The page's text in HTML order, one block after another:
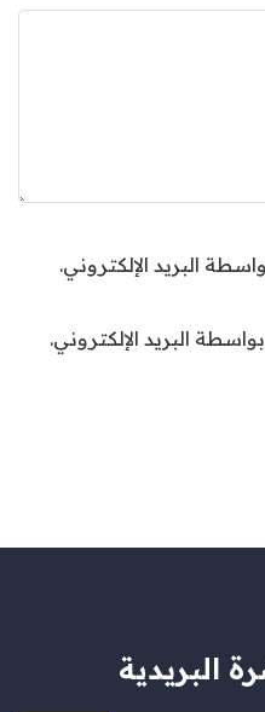
البريد الإلكتروني.
البريد الإلكتروني.
البريدية